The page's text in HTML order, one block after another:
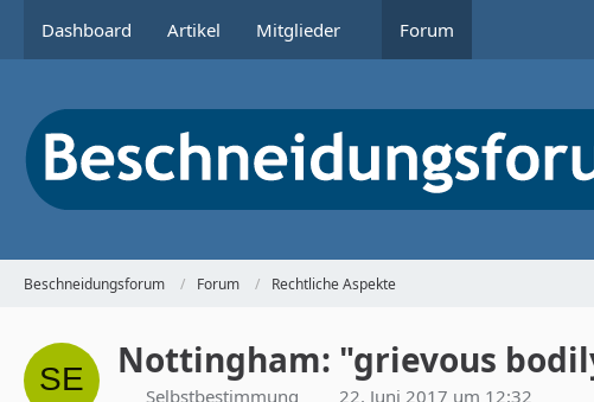
Dashboard Artikel Mitglieder Forum
Beschneidungsforum Forum Rechtliche Aspekte
Nottingham: "grievous
Selbstbestimmung 22. Juni 2017 um 12:32